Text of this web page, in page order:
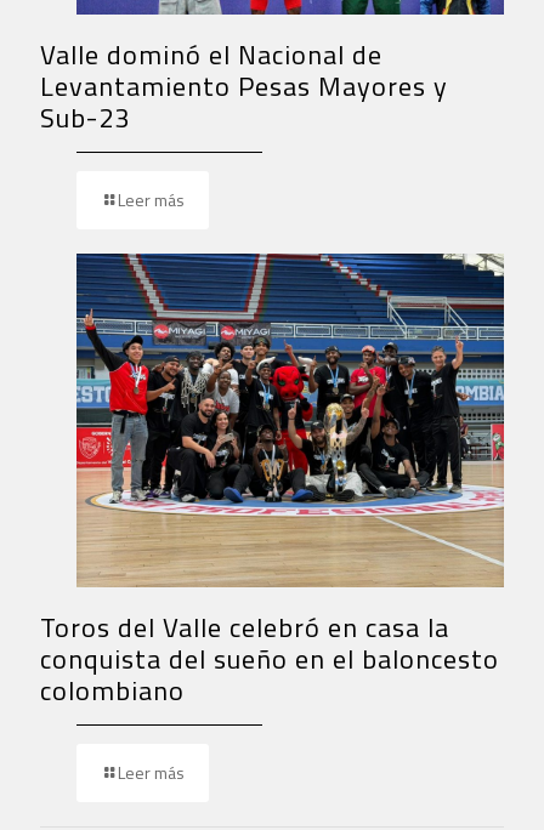
Valle dominó el Nacional de
Levantamiento Pesas Mayores y
Sub-23
Leer más
Toros del Valle celebró en casa la
conquista del sueño en el baloncesto
colombiano
Leer más